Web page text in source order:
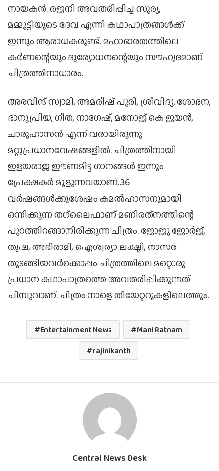
നായകന്‍. രജനി അവതരിപ്പിച്ച സൂര്യ,
മമ്മൂട്ടിയുടെ ദേവ എന്നീ കഥാപാത്രങ്ങള്‍ക്ക്
ഇന്നും ആരാധകരുണ്ട്. മഹാഭാരതത്തിലെ
കര്‍ണന്റെയും ദുര്യോധനന്റെയും സൗഹൃദമാണ്
ചിത്രത്തിനാധാരം.
അരവിന്ദ് സ്വാമി, അമരീഷ് പുരി, ശ്രീവിദ്യ, ശോഭന,
ഭാനുപ്രിയ, ഗീത, നാഗേഷ്, മനോജ് കെ ജയന്‍,
ചാരുഹാസന്‍ എന്നിവരായിരുന്നു
മറ്റുപ്രധാനവേഷങ്ങളില്‍. ചിത്രത്തിനായി
ഇളയരാജ ഈണമിട്ട ഗാനങ്ങള്‍ ഇന്നും
പ്രേക്ഷകര്‍ മൂളുന്നവയാണ്.36
വര്‍ഷങ്ങള്‍ക്കുശേഷം കമല്‍ഹാസനുമായി
ഒന്നിക്കുന്ന തഗ്‌ലൈഫാണ് മണിരത്‌നത്തിന്റെ
പുറത്തിറങ്ങാനിരിക്കുന്ന ചിത്രം. ജോജു ജോര്‍ജ്,
തൃഷ, അഭിരാമി, ഐശ്വര്യാ ലക്ഷ്മി, നാസര്‍
തുടങ്ങിയവര്‍ക്കൊപ്പം ചിത്രത്തിലെ മറ്റൊരു
പ്രധാന കഥാപാത്രത്തെ അവതരിപ്പിക്കുന്നത്
ചിമ്പുവാണ്. ചിത്രം നാളെ തിയേറ്ററുകളിലെത്തും.
Entertainment News
Mani Ratnam
rajinikanth
Central News Desk